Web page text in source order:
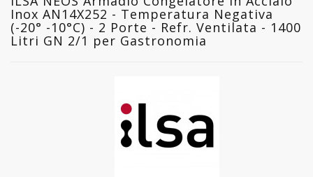
Inox AN14X252 - Temperatura Negativa
(-20° -10°C) - 2 Porte - Refr. Ventilata - 1400
Litri GN 2/1 per Gastronomia